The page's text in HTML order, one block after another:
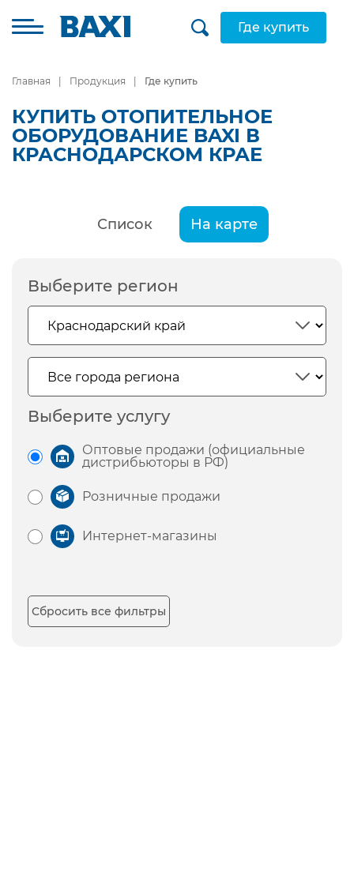
Где купить
Главная Продукция Где купить
КУПИТЬ ОТОПИТЕЛЬНОЕ
ОБОРУДОВАНИЕ BAXI В
КРАСНОДАРСКОМ КРАЕ
Список На карте
Выберите регион
Выберите услугу
Оптовые продажи (официальные
дистрибьюторы в РФ)
Розничные продажи
Интернет-магазины
Сбросить все фильтры